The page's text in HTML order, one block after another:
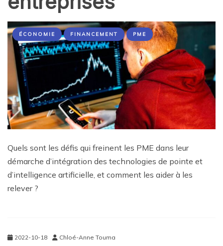
ÉCONOMIE FINANCEMENT PME
Quels sont les défis qui freinent les PME dans leur
démarche d’intégration des technologies de pointe et
d’intelligence artificielle, et comment les aider à les
relever ?
2022-10-18 Chloé-Anne Touma